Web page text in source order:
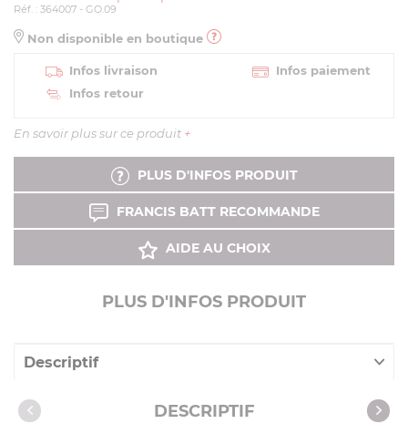
Réf. : 364007 - GO.09
Non disponible en boutique
Infos livraison
Infos paiement
Infos retour
En savoir plus sur ce produit +
PLUS D'INFOS PRODUIT
FRANCIS BATT RECOMMANDE
AIDE AU CHOIX
PLUS D'INFOS PRODUIT
Descriptif
Caractéristiques
DESCRIPTIF